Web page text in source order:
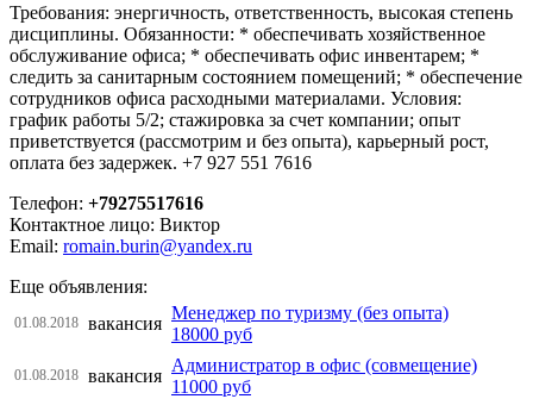
Требования: энергичность, ответственность, высокая степень
дисциплины. Обязанности: * обеспечивать хозяйственное
обслуживание офиса; * обеспечивать офис инвентарем; *
следить за санитарным состоянием помещений; * обеспечение
сотрудников офиса расходными материалами. Условия:
график работы 5/2; стажировка за счет компании; опыт
приветствуется (рассмотрим и без опыта), карьерный рост,
оплата без задержек. +7 927 551 7616
Телефон: +79275517616
Контактное лицо: Виктор
Email: romain.burin@yandex.ru
Еще объявления:
01.08.2018 вакансия
Менеджер по туризму (без опыта)
18000 руб
01.08.2018 вакансия
Администратор в офис (совмещение)
11000 руб